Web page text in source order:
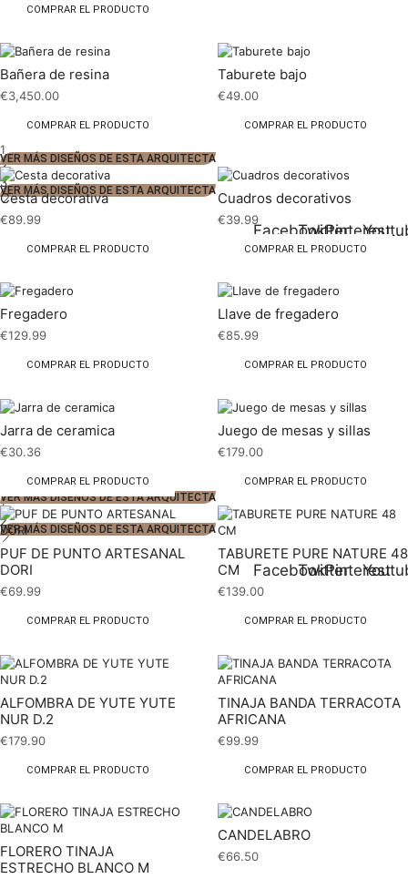
COMPRAR EL PRODUCTO
Bañera de resina
€3,450.00
COMPRAR EL PRODUCTO
Taburete bajo
€49.00
COMPRAR EL PRODUCTO
1
2
3
FacebookTwitterPinterest
VER MÁS DISEÑOS DE ESTA ARQUITECTA
VER MÁS DISEÑOS DE ESTA ARQUITECTA
Cesta decorativa
€89.99
COMPRAR EL PRODUCTO
Cuadros decorativos
€39.99
COMPRAR EL PRODUCTO
Fregadero
€129.99
COMPRAR EL PRODUCTO
Llave de fregadero
€85.99
COMPRAR EL PRODUCTO
Jarra de ceramica
€30.36
COMPRAR EL PRODUCTO
Juego de mesas y sillas
€179.00
COMPRAR EL PRODUCTO
1
2
FacebookTwitterPinterest
VER MÁS DISEÑOS DE ESTA ARQUITECTA
VER MÁS DISEÑOS DE ESTA ARQUITECTA
PUF DE PUNTO ARTESANAL
DORI
€69.99
COMPRAR EL PRODUCTO
TABURETE PURE NATURE 48
CM
€139.00
COMPRAR EL PRODUCTO
ALFOMBRA DE YUTE YUTE
NUR D.2
€179.90
COMPRAR EL PRODUCTO
TINAJA BANDA TERRACOTA
AFRICANA
€99.99
COMPRAR EL PRODUCTO
FLORERO TINAJA
ESTRECHO BLANCO M
CANDELABRO
€66.50